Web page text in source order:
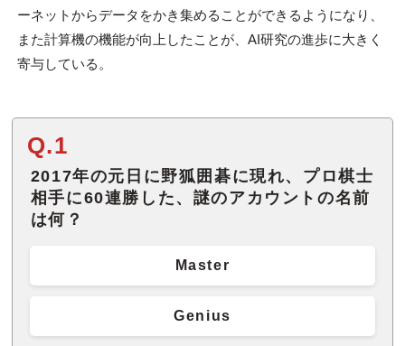
ーネットからデータをかき集めることができるようになり、
また計算機の機能が向上したことが、AI研究の進歩に大きく
寄与している。
Q.1
2017年の元日に野狐囲碁に現れ、プロ棋士
相手に60連勝した、謎のアカウントの名前
は何？
Master
Genius